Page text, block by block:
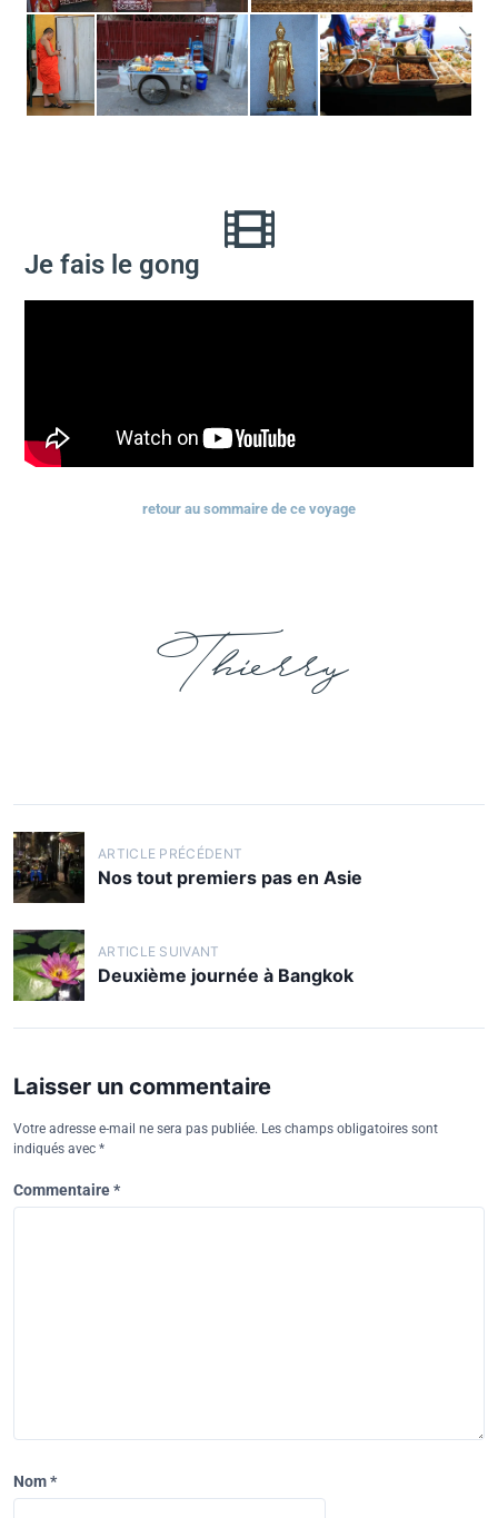
Je fais le gong
retour au sommaire de ce voyage
Thierry
ARTICLE PRÉCÉDENT
Nos tout premiers pas en Asie
ARTICLE SUIVANT
Deuxième journée à Bangkok
Laisser un commentaire
Votre adresse e-mail ne sera pas publiée. Les champs obligatoires sont
indiqués avec *
Commentaire*
Nom*